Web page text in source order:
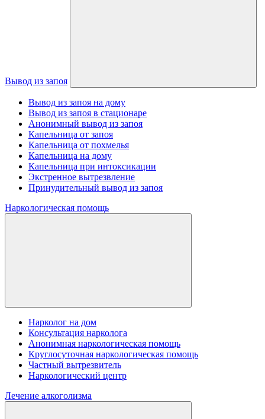
Вывод из запоя
Вывод из запоя на дому
Вывод из запоя в стационаре
Анонимный вывод из запоя
Капельница от запоя
Капельница от похмелья
Капельница на дому
Капельница при интоксикации
Экстренное вытрезвление
Принудительный вывод из запоя
Наркологическая помощь
Нарколог на дом
Консультация нарколога
Анонимная наркологическая помощь
Круглосуточная наркологическая помощь
Частный вытрезвитель
Наркологический центр
Лечение алкоголизма